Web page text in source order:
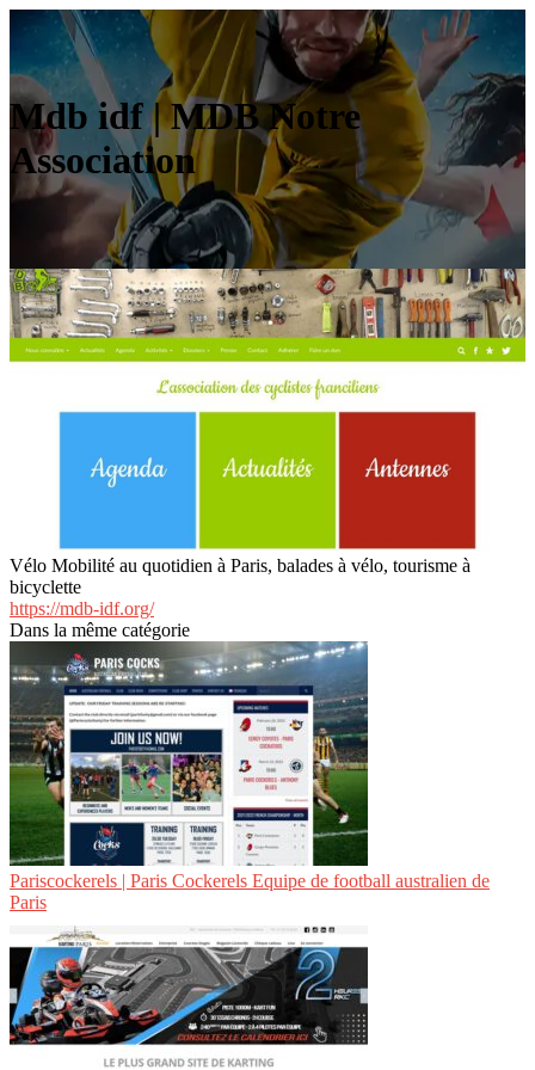
Mdb idf | MDB Notre
Association
Vélo Mobilité au quotidien à Paris, balades à vélo, tourisme à
bicyclette
https://mdb-idf.org/
Dans la même catégorie
Paris­cocke­rels | Paris Cockerels Equipe de football australien de
Paris